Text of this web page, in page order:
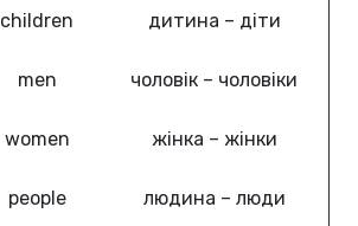
children дитина – діти
men чоловік – чоловіки
women жінка – жінки
people людина – люди